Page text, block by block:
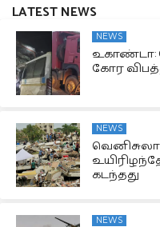
LATEST NEWS
NEWS
உகாண்டா:
கோர
NEWS
கடந்தது
NEWS